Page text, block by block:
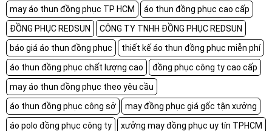
may áo thun đồng phục TP HCM
áo thun đồng phục cao cấp
ĐỒNG PHỤC REDSUN
CÔNG TY TNHH ĐỒNG PHỤC REDSUN
báo giá áo thun đồng phục
thiết kế áo thun đồng phục miễn phí
áo thun đồng phục chất lượng cao
đồng phục công ty cao cấp
may áo thun đồng phục theo yêu cầu
áo thun đồng phục công sở
may đồng phục giá gốc tận xưởng
áo polo đồng phục công ty
xưởng may đồng phục uy tín TPHCM